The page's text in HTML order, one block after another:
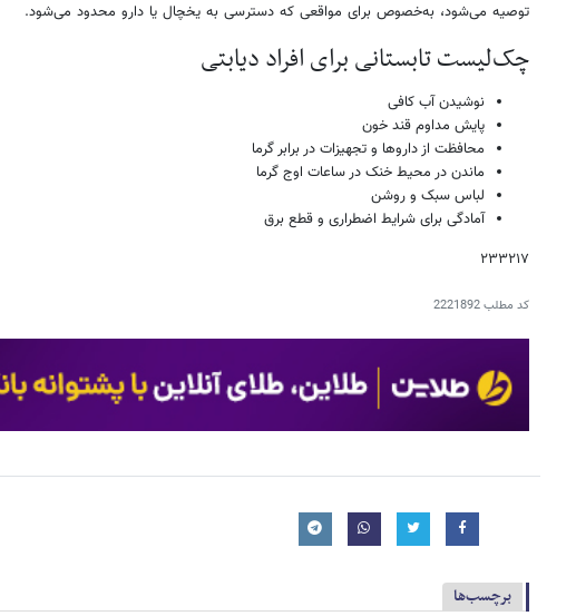
توصیه می‌شود، به‌خصوص برای مواقعی که دسترسی به یخچال یا دارو محدود می‌شود.
چک‌لیست تابستانی برای افراد دیابتی
نوشیدن آب کافی
پایش مداوم قند خون
محافظت از داروها و تجهیزات در برابر گرما
ماندن در محیط خنک در ساعات اوج گرما
لباس سبک و روشن
آمادگی برای شرایط اضطراری و قطع برق
۲۳۳۲۱۷
کد مطلب2221892
برچسب‌ها